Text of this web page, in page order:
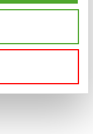
in der App
100% kostenlos